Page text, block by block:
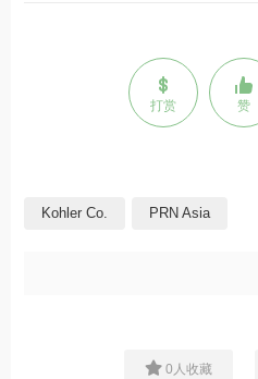
打赏 赞
Kohler Co. PRN Asia
0 人收藏